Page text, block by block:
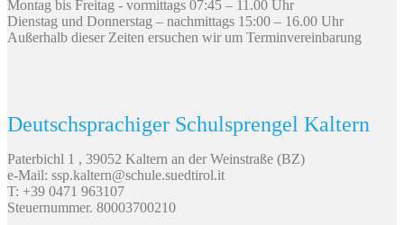
Montag bis Freitag - vormittags 07:45 – 11.00 Uhr
Dienstag und Donnerstag – nachmittags 15:00 – 16.00 Uhr
Außerhalb dieser Zeiten ersuchen wir um Terminvereinbarung
Deutschsprachiger Schulsprengel Kaltern
Paterbichl 1 , 39052 Kaltern an der Weinstraße (BZ)
e-Mail: ssp.kaltern@schule.suedtirol.it
T: +39 0471 963107
Steuernummer. 80003700210